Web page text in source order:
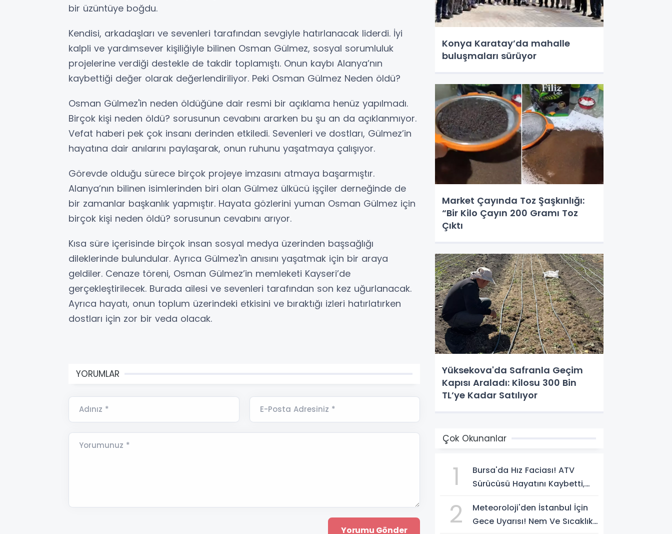
bir üzüntüye boğdu.
Kendisi, arkadaşları ve sevenleri tarafından sevgiyle hatırlanacak liderdi. İyi
kalpli ve yardımsever kişiliğiyle bilinen Osman Gülmez, sosyal sorumluluk
projelerine verdiği destekle de takdir toplamıştı. Onun kaybı Alanya’nın
kaybettiği değer olarak değerlendiriliyor. Peki Osman Gülmez Neden öldü?
Osman Gülmez'in neden öldüğüne dair resmi bir açıklama henüz yapılmadı.
Birçok kişi neden öldü? sorusunun cevabını ararken bu şu an da açıklanmıyor.
Vefat haberi pek çok insanı derinden etkiledi. Sevenleri ve dostları, Gülmez’in
hayatına dair anılarını paylaşarak, onun ruhunu yaşatmaya çalışıyor.
Görevde olduğu sürece birçok projeye imzasını atmaya başarmıştır.
Alanya’nın bilinen isimlerinden biri olan Gülmez ülkücü işçiler derneğinde de
bir zamanlar başkanlık yapmıştır. Hayata gözlerini yuman Osman Gülmez için
birçok kişi neden öldü? sorusunun cevabını arıyor.
Kısa süre içerisinde birçok insan sosyal medya üzerinden başsağlığı
dileklerinde bulundular. Ayrıca Gülmez'in anısını yaşatmak için bir araya
geldiler. Cenaze töreni, Osman Gülmez’in memleketi Kayseri’de
gerçekleştirilecek. Burada ailesi ve sevenleri tarafından son kez uğurlanacak.
Ayrıca hayatı, onun toplum üzerindeki etkisini ve bıraktığı izleri hatırlatırken
dostları için zor bir veda olacak.
YORUMLAR
Adınız * E-Posta Adresiniz *
Yorumunuz *
Konya Karatay’da mahalle
buluşmaları sürüyor
Market Çayında Toz Şaşkınlığı:
“Bir Kilo Çayın 200 Gramı Toz
Çıktı
Yüksekova'da Safranla Geçim
Kapısı Araladı: Kilosu 300 Bin
TL’ye Kadar Satılıyor
Çok Okunanlar
1
Bursa'da Hız Faciası! ATV
Sürücüsü Hayatını Kaybetti,
2
Meteoroloji'den İstanbul İçin
Gece Uyarısı! Nem Ve Sıcaklık